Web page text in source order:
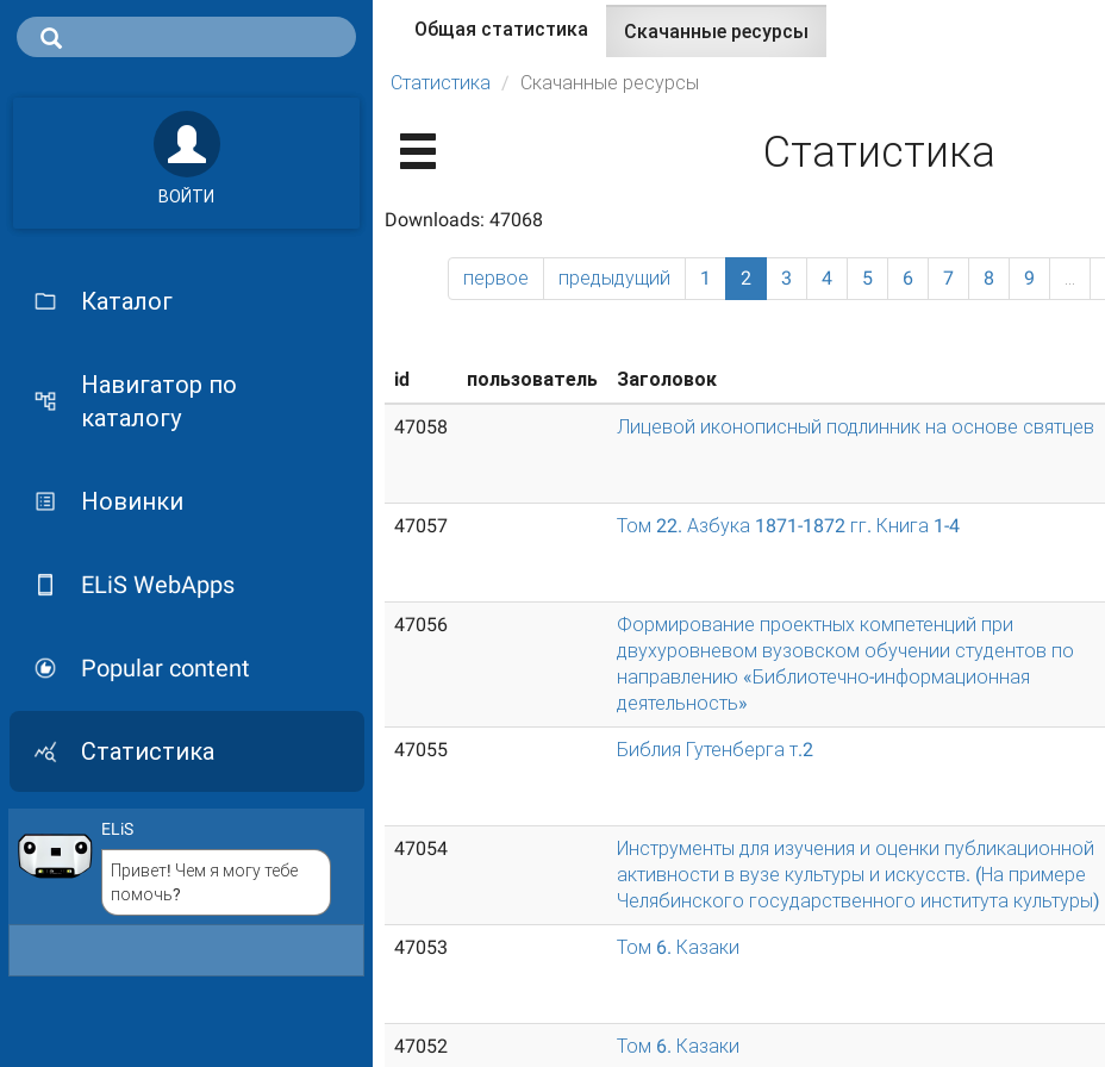
ВОЙТИ
Каталог
Навигатор по
каталогу
Новинки
ELiS WebApps
Popular content
Статистика
ELiS
Привет! Чем я могу тебе
помочь?
Главные вкладки
Общая статистика Скачанные ресурсы
вкладка)
Статистика
Скачанные ресурсы
Статистика
Downloads: 47068
первое предыдущий 1 2 3 4 5 6 7 8 9 …
id пользователь Заголовок
47058 Лицевой иконописный подлинник на основе святцев
47057 Том 22. Азбука 1871-1872 гг. Книга 1-4
47056
Формирование проектных компетенций при
двухуровневом вузовском обучении студентов по
направлению «Библиотечно-информационная
деятельность»
47055 Библия Гутенберга т.2
47054
Инструменты для изучения и оценки публикационной
активности в вузе культуры и искусств. (На примере
Челябинского государственного института культуры)
47053 Том 6. Казаки
47052 Том 6. Казаки